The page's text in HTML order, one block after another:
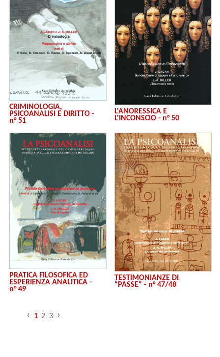
CRIMINOLOGIA,
PSICOANALISI E DIRITTO -
n° 51
L'ANORESSICA E
L'INCONSCIO - n° 50
PRATICA FILOSOFICA ED
ESPERIENZA ANALITICA -
n° 49
TESTIMONIANZE DI
"PASSE" - n° 47/48
‹ 1 2 3 ›